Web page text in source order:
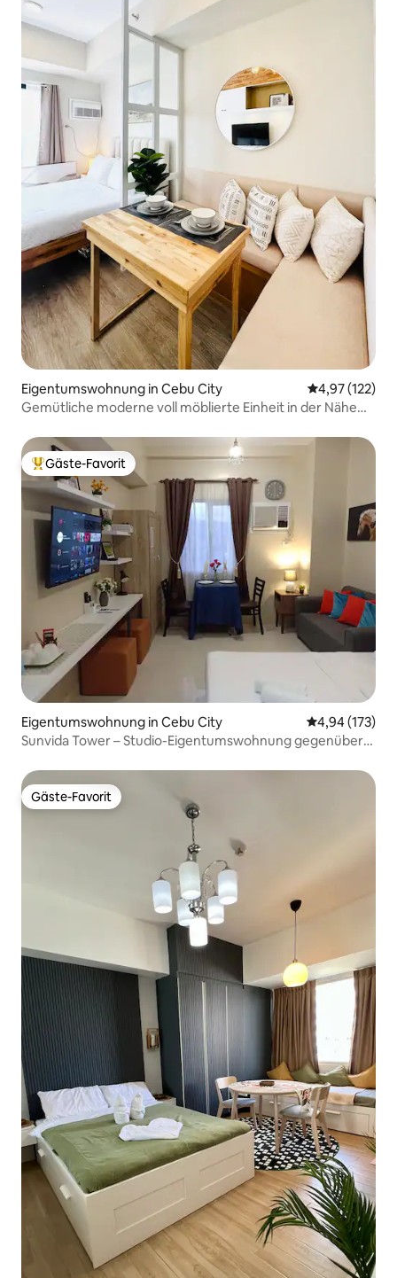
Eigentumswohnung in Cebu City
4,97 (122)
Gemütliche moderne voll möblierte Einheit in der Nähe
Beliebter Gäste-Favorit.
Gäste-Favorit
Eigentumswohnung in Cebu City
4,94 (173)
Sunvida Tower – Studio-Eigentumswohnung gegenüber
Gäste-Favorit
Gäste-Favorit